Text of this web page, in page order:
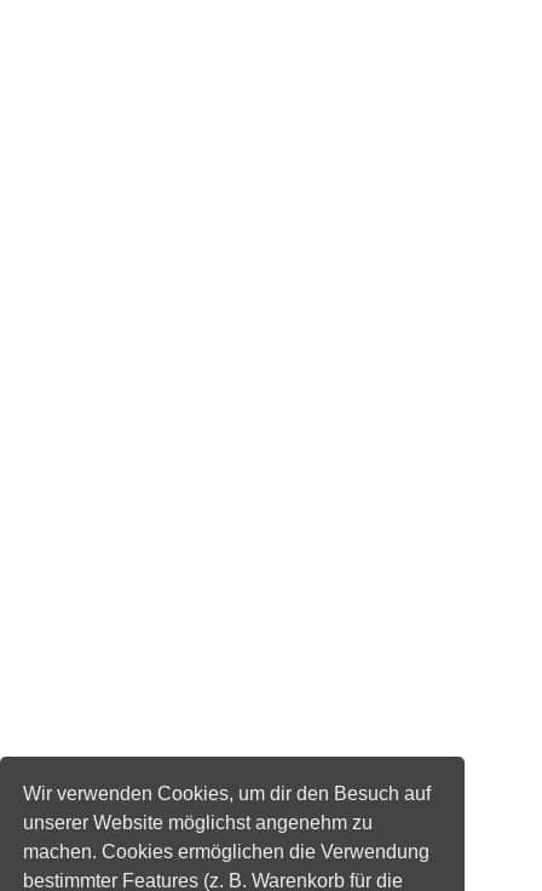
Wir verwenden Cookies, um dir den Besuch auf
unserer Website möglichst angenehm zu
machen. Cookies ermöglichen die Verwendung
bestimmter Features (z. B. Warenkorb für die